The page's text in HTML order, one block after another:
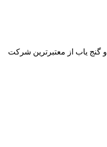
گنج یاب از معتبرترین شرکت